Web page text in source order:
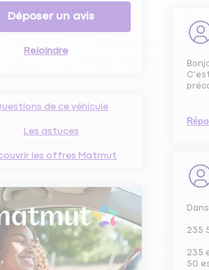
Déposer un avis
Rejoindre
de ce véhicule
Les astuces
les offres Matmut
235
235
50